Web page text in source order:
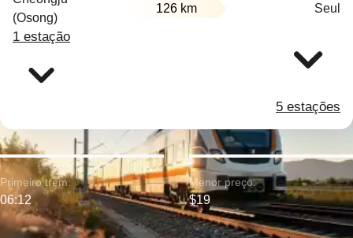
(Osong)
126 km Seul
1 estação
5 estações
Primeiro trem:
06:12
Menor preço:
$19